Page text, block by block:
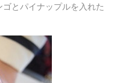
とパイナップルを入れた